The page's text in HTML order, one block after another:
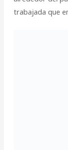
trabajada que